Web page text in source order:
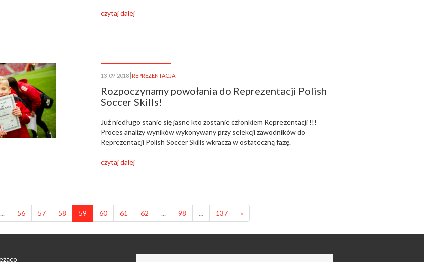
czytaj dalej
13-09-2018 REPREZENTACJA
Rozpoczynamy powołania do Reprezentacji Polish
Soccer Skills!
Już niedługo stanie się jasne kto zostanie członkiem Reprezentacji !!!
Proces analizy wyników wykonywany przy selekcji zawodników do
Reprezentacji Polish Soccer Skills wkracza w ostateczną fazę.
czytaj dalej
... 56 57 58 59 60 61 62 ... 98 ... 137 »